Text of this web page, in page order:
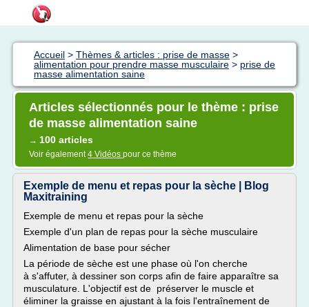
Accueil > Thèmes & articles : prise de masse >
alimentation pour prendre masse musculaire > prise de
masse alimentation saine
Articles sélectionnés pour le thème : prise
de masse alimentation saine
→ 100 articles
Voir également4 Vidéos pour ce thème
Exemple de menu et repas pour la sèche | Blog
Maxitraining
Exemple de menu et repas pour la sèche
Exemple d'un plan de repas pour la sèche musculaire
Alimentation de base pour sécher
La période de sèche est une phase où l'on cherche
à s'affuter, à dessiner son corps afin de faire apparaître sa
musculature. L'objectif est de préserver le muscle et
éliminer la graisse en ajustant à la fois l'entraînement de